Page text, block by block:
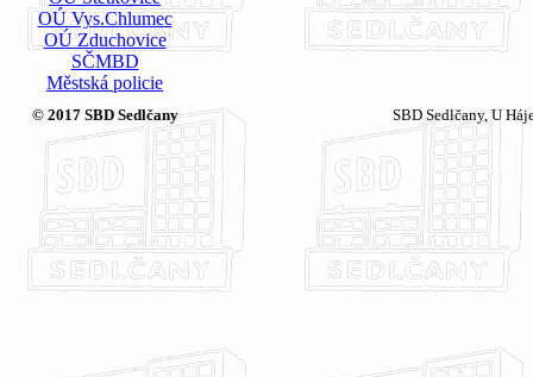
OÚ Vys.Chlumec
OÚ Zduchovice
SČMBD
Městská policie
© 2017 SBD Sedlčany SBD Sedlčany, U